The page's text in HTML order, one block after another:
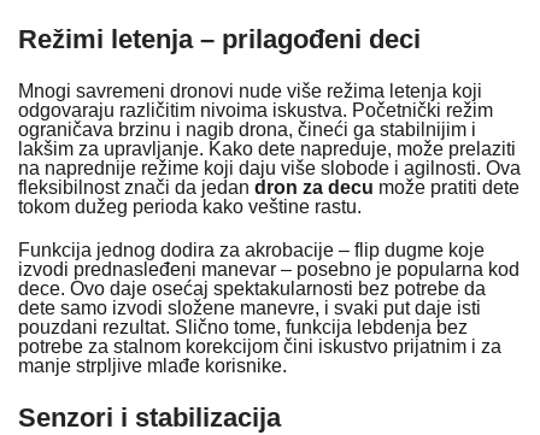
Režimi letenja – prilagođeni deci
Mnogi savremeni dronovi nude više režima letenja koji
odgovaraju različitim nivoima iskustva. Početnički režim
ograničava brzinu i nagib drona, čineći ga stabilnijim i
lakšim za upravljanje. Kako dete napreduje, može prelaziti
na naprednije režime koji daju više slobode i agilnosti. Ova
fleksibilnost znači da jedan dron za decu može pratiti dete
tokom dužeg perioda kako veštine rastu.
Funkcija jednog dodira za akrobacije – flip dugme koje
izvodi prednasleđeni manevar – posebno je popularna kod
dece. Ovo daje osećaj spektakularnosti bez potrebe da
dete samo izvodi složene manevre, i svaki put daje isti
pouzdani rezultat. Slično tome, funkcija lebdenja bez
potrebe za stalnom korekcijom čini iskustvo prijatnim i za
manje strpljive mlađe korisnike.
Senzori i stabilizacija